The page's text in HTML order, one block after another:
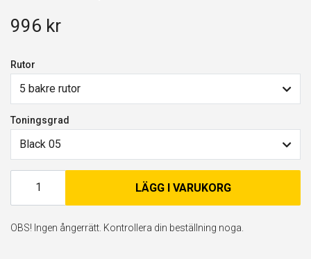
996 kr
Rutor
5 bakre rutor
Toningsgrad
Black 05
LÄGG I VARUKORG
OBS! Ingen ångerrätt. Kontrollera din beställning noga.